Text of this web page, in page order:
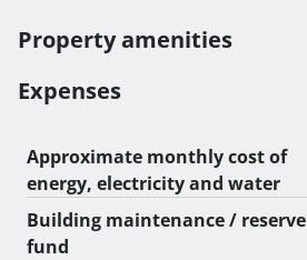
Property amenities
Expenses
Approximate monthly cost of
energy, electricity and water
Building maintenance / reserve
fund